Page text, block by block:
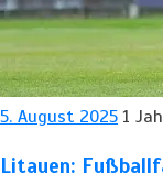
5. August 2025 1
Litauen: